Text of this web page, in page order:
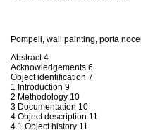
Pompeii, wall painting, porta
Abstract 4
Acknowledgements 6
Object identification 7
1 Introduction 9
2 Methodology 10
3 Documentation 10
4 Object description 11
4.1 Object history 11